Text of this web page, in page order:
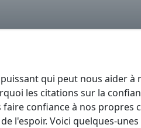
qui peut nous aider à
les citations sur la
confiance à nos propres
l'espoir. Voici quelques-